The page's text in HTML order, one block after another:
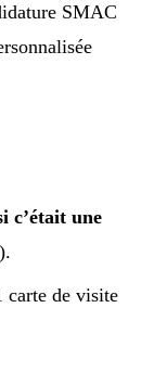
SMAC
c’était une
carte de visite